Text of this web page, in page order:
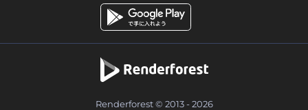
Renderforest © 2013 - 2026